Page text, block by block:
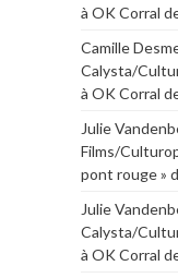
à OK Corral
Camille
Calysta/
à OK Corral
Julie
Films/
pont rouge »
Julie
Calysta/
à OK Corral